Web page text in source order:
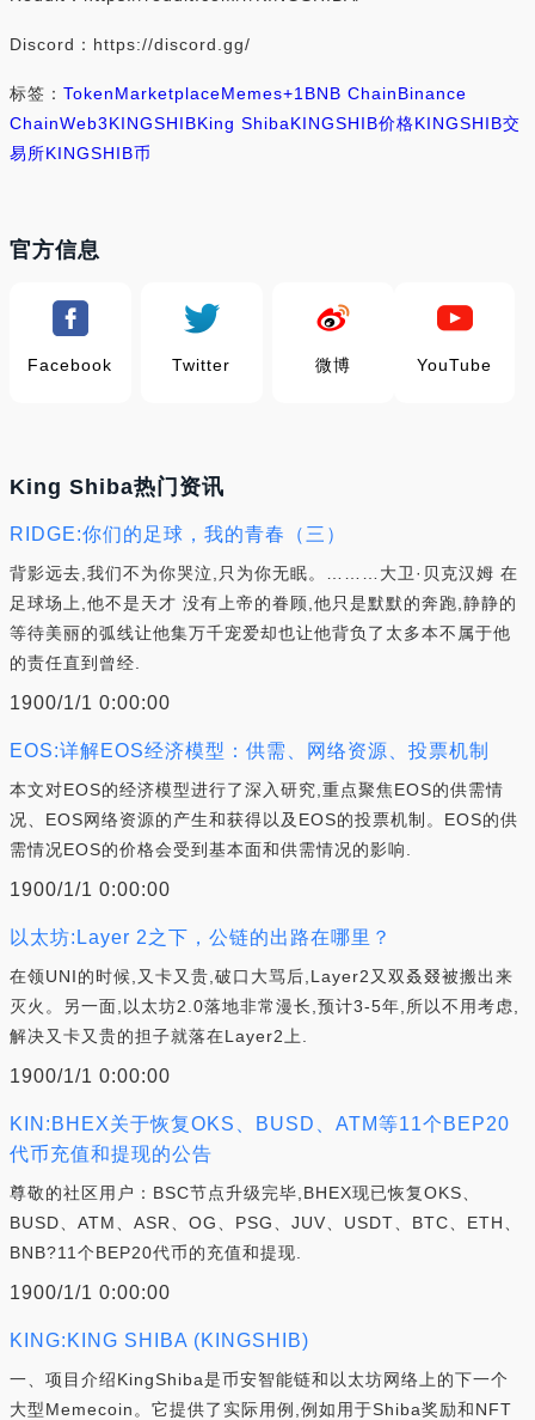
Discord：https://discord.gg/
标签： TokenMarketplaceMemes+1 BNB ChainBinance
ChainWeb3KINGSHIBKing ShibaKINGSHIB价格KINGSHIB交
易所KINGSHIB币
官方信息
Facebook Twitter 微博 YouTube
King Shiba热门资讯
RIDGE:你们的足球，我的青春（三）
背影远去,我们不为你哭泣,只为你无眠。………大卫·贝克汉姆 在
足球场上,他不是天才 没有上帝的眷顾,他只是默默的奔跑,静静的
等待美丽的弧线让他集万千宠爱却也让他背负了太多本不属于他
的责任直到曾经.
1900/1/1 0:00:00
EOS:详解EOS经济模型：供需、网络资源、投票机制
本文对EOS的经济模型进行了深入研究,重点聚焦EOS的供需情
况、EOS网络资源的产生和获得以及EOS的投票机制。EOS的供
需情况EOS的价格会受到基本面和供需情况的影响.
1900/1/1 0:00:00
以太坊:Layer 2之下，公链的出路在哪里？
在领UNI的时候,又卡又贵,破口大骂后,Layer2又双叒叕被搬出来
灭火。另一面,以太坊2.0落地非常漫长,预计3-5年,所以不用考虑,
解决又卡又贵的担子就落在Layer2上.
1900/1/1 0:00:00
KIN:BHEX关于恢复OKS、BUSD、ATM等11个BEP20
代币充值和提现的公告
尊敬的社区用户：BSC节点升级完毕,BHEX现已恢复OKS、
BUSD、ATM、ASR、OG、PSG、JUV、USDT、BTC、ETH、
BNB?11个BEP20代币的充值和提现.
1900/1/1 0:00:00
KING:KING SHIBA (KINGSHIB)
一、项目介绍KingShiba是币安智能链和以太坊网络上的下一个
大型Memecoin。它提供了实际用例,例如用于Shiba奖励和NFT